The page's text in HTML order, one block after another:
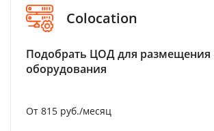
Colocation
Подобрать ЦОД для размещения
оборудования
От 815 руб./месяц